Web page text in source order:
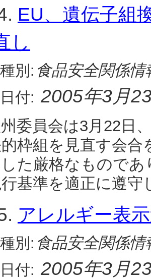
EU、遺伝子組
し
別: 食品安全関係情
付: 2005年3月
委員会は3月22日
枠組を見直す会
た厳格なもので
基準を適正に遵
アレルギー表
別: 食品安全関係情
付: 2005年3月